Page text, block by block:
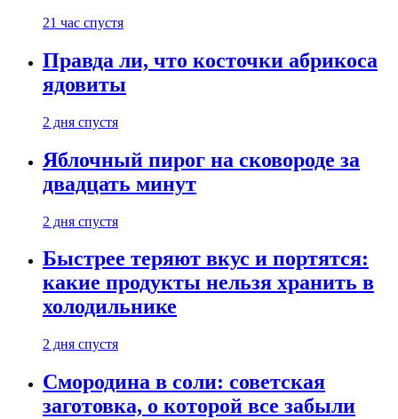
21 час спустя
Правда ли, что косточки абрикоса
ядовиты
2 дня спустя
Яблочный пирог на сковороде за
двадцать минут
2 дня спустя
Быстрее теряют вкус и портятся:
какие продукты нельзя хранить в
холодильнике
2 дня спустя
Смородина в соли: советская
заготовка, о которой все забыли